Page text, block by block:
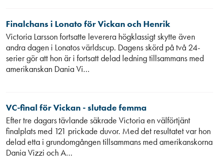
Finalchans i Lonato för Vickan och Henrik
Victoria Larsson fortsatte leverera högklassigt skytte även
andra dagen i Lonatos världscup. Dagens skörd på två 24-
serier gör att hon är i fortsatt delad ledning tillsammans med
amerikanskan Dania Vi…
VC-final för Vickan - slutade femma
Efter tre dagars tävlande säkrade Victoria en välförtjänt
finalplats med 121 prickade duvor. Med det resultatet var hon
delad etta i grundomgången tillsammans med amerikanskorna
Dania Vizzi och A…